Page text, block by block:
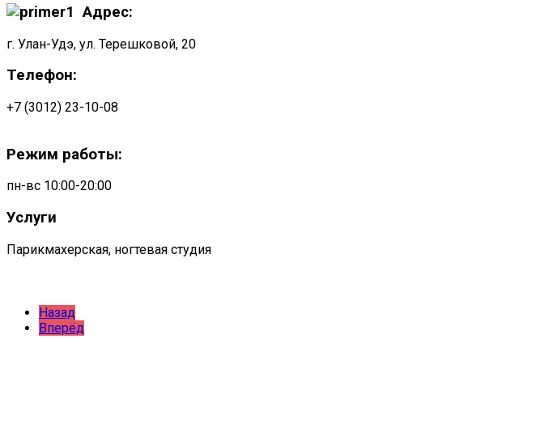
Адрес:
г. Улан-Удэ, ул. Терешковой, 20
Телефон:
+7 (3012) 23-10-08
Режим работы:
пн-вс 10:00-20:00
Услуги
Парикмахерская, ногтевая студия
Назад
Вперёд